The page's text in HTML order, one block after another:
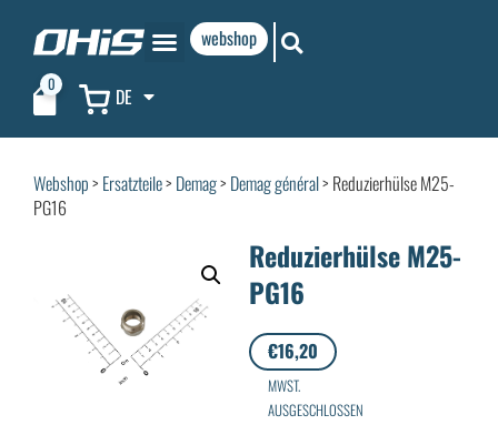
webshop
0 DE
Webshop> Ersatzteile> Demag> Demag général> Reduzierhülse M25-
PG16
Reduzierhülse M25-
PG16
€16,20
MWST.
AUSGESCHLOSSEN